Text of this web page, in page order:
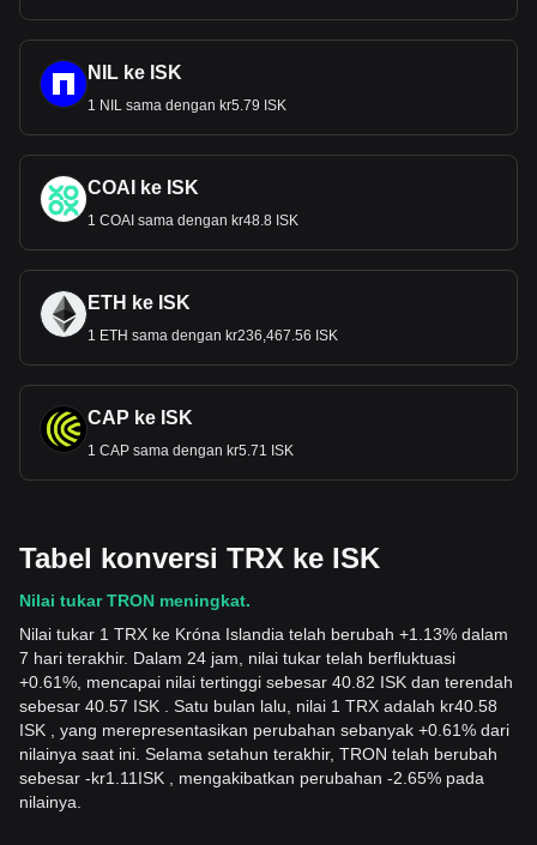
NIL ke ISK
1 NIL sama dengan kr5.79 ISK
COAI ke ISK
1 COAI sama dengan kr48.8 ISK
ETH ke ISK
1 ETH sama dengan kr236,467.56 ISK
CAP ke ISK
1 CAP sama dengan kr5.71 ISK
Tabel konversi TRX ke ISK
Nilai tukar TRON meningkat.
Nilai tukar 1 TRX ke Króna Islandia telah berubah +1.13% dalam
7 hari terakhir. Dalam 24 jam, nilai tukar telah berfluktuasi
+0.61%, mencapai nilai tertinggi sebesar 40.82 ISK dan terendah
sebesar 40.57 ISK . Satu bulan lalu, nilai 1 TRX adalah kr40.58
ISK , yang merepresentasikan perubahan sebanyak +0.61% dari
nilainya saat ini. Selama setahun terakhir, TRON telah berubah
sebesar -kr1.11 ISK , mengakibatkan perubahan -2.65% pada
nilainya.